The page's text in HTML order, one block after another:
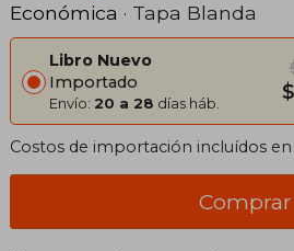
Económica · Tapa Blanda
Libro Nuevo
Importado
Envío: 20 a 28 días háb.
Costos de importación incluídos en
Comprar